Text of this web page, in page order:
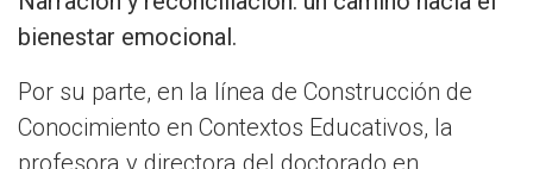
bienestar emocional.
Por su parte, en la línea de Construcción de
Conocimiento en Contextos Educativos, la